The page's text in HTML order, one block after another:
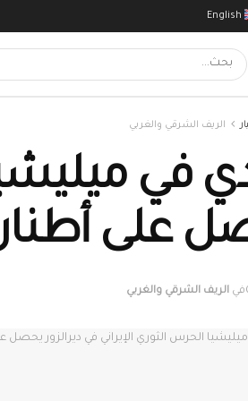
English
الريف الشرقي والغربي
في
على
في الريف الشرقي والغربي